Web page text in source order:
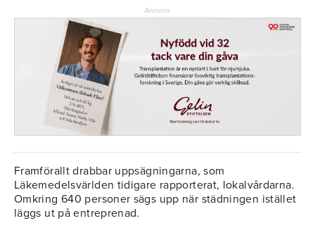
Annons
Framförallt drabbar uppsägningarna, som
Läkemedelsvärlden tidigare rapporterat, lokalvårdarna.
Omkring 640 personer sägs upp när städningen istället
läggs ut på entreprenad.